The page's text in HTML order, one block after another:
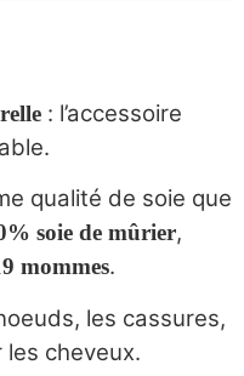
: l’accessoire
qualité de soie que
soie de mûrier,
mommes.
les cassures,
cheveux.